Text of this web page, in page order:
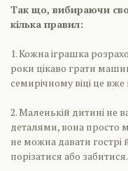
Так що, вибираючи
кілька правил:
1. Кожна іграшка
роки цікаво грати
семирічному віці це
2. Маленькій дитині не
деталями, вона просто
не можна давати
порізатися або забитися.